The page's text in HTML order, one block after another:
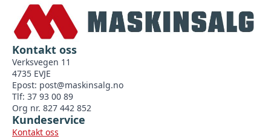
Kontakt oss
Verksvegen 11
4735 EVJE
Epost: post@maskinsalg.no
Tlf: 37 93 00 89
Org nr. 827 442 852
Kundeservice
Kontakt oss